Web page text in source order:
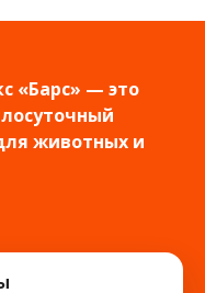
«Барс» — это
животных и